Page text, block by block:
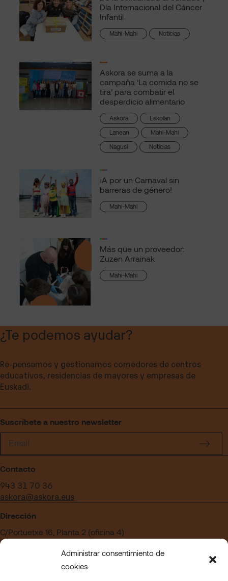
Administrar consentimiento de
cookies
Día Internacional del Cáncer
Infantil
Mahi-Mahi Noticias
Askora se suma a la
campaña ‘La comida no se
tira’ para combatir el
desperdicio alimentario
Askora
Eskolan
Lanean
Mahi-Mahi
Nagusi
Noticias
¡A por un Carnaval sin
barreras de género!
Mahi-Mahi
Más que un proveedor:
Zuzen Arrainak
Mahi-Mahi
¿Te podemos ayudar?
Re-pensamos y gestionamos comedores de centros
educativos, residencias de mayores y empresas de
Euskadi.
Suscríbete a nuestro newsletter
Contacto
943 31 70 36
askora@askora.eus
Dirección
C/Portuetxe 16, Planta 2 (oficina 4)
Edificio Blanca Vinuesa
20018 San Sebastián – Gipuzkoa